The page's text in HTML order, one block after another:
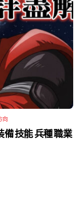
向
備 技能 兵種 職業